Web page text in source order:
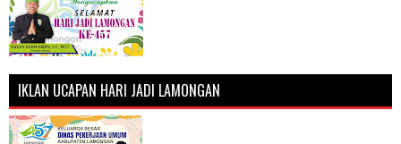
IKLAN UCAPAN HARI JADI LAMONGAN